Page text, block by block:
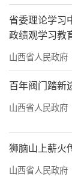
省委理论学习
政绩观学习教
山西省人民政府
百年阀门踏新
山西省人民政府
狮脑山上薪火
山西省人民政府